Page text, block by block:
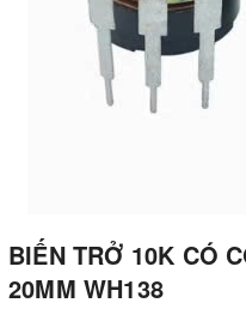
BIẾN TRỞ 10K CÓ
20MM WH138